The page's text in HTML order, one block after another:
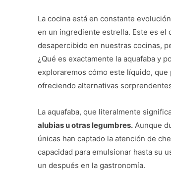
La cocina está en constante
en un ingrediente estrella. Este es el
desapercibido en nuestras cocinas,
¿Qué es exactamente la aquafaba y
exploraremos cómo este líquido,
ofreciendo alternativas
La aquafaba, que literalmente
alubias u otras legumbres. Aunque
únicas han captado la atención de
capacidad para emulsionar hasta su
un después en la gastronomía.